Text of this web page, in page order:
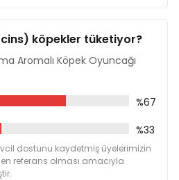
köpekler tüketiyor?
Aromalı Köpek Oyuncağı
%67
%33
dostunu kaydetmiş üyelerimizin
referans olması amacıyla